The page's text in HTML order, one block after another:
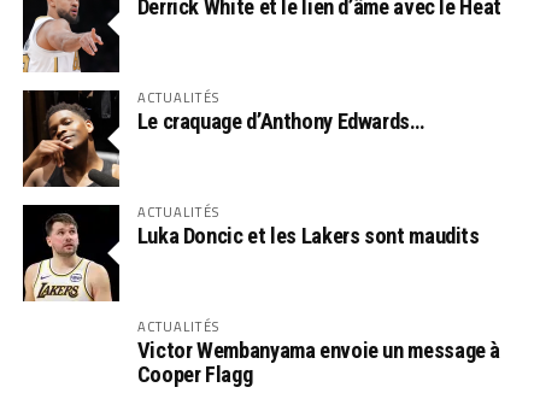
Derrick White et le lien d’âme avec le Heat
ACTUALITÉS
Le craquage d’Anthony Edwards…
ACTUALITÉS
Luka Doncic et les Lakers sont maudits
ACTUALITÉS
Victor Wembanyama envoie un message à
Cooper Flagg